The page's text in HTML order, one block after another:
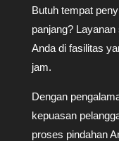
Butuh tempat
panjang?
Anda di fasilitas
jam.
Dengan
kepuasan
proses pindahan